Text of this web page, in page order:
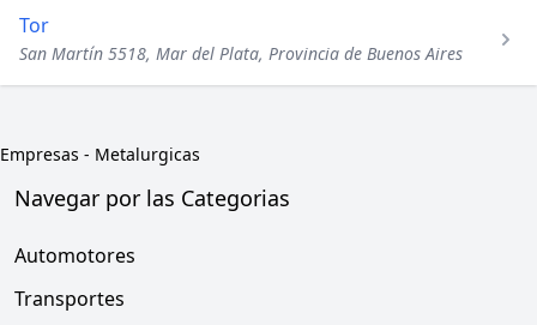
Tor
San Martín 5518, Mar del Plata, Provincia de Buenos Aires
Empresas - Metalurgicas
Navegar por las Categorias
Automotores
Transportes